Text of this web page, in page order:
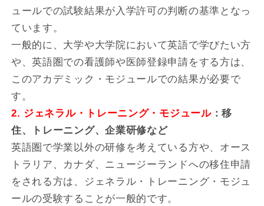
ュールでの試験結果が入学許可の判断の基準となっ
ています。
一般的に、大学や大学院において英語で学びたい方
や、英語圏での看護師や医師登録申請をする方は、
このアカデミック・モジュールでの結果が必要で
す。
2. ジェネラル・トレーニング・モジュール：移
住、トレーニング、企業研修など
英語圏で学業以外の研修を考えている方や、オース
トラリア、カナダ、ニュージーランドへの移住申請
をされる方は、ジェネラル・トレーニング・モジュ
ールの受験することが一般的です。